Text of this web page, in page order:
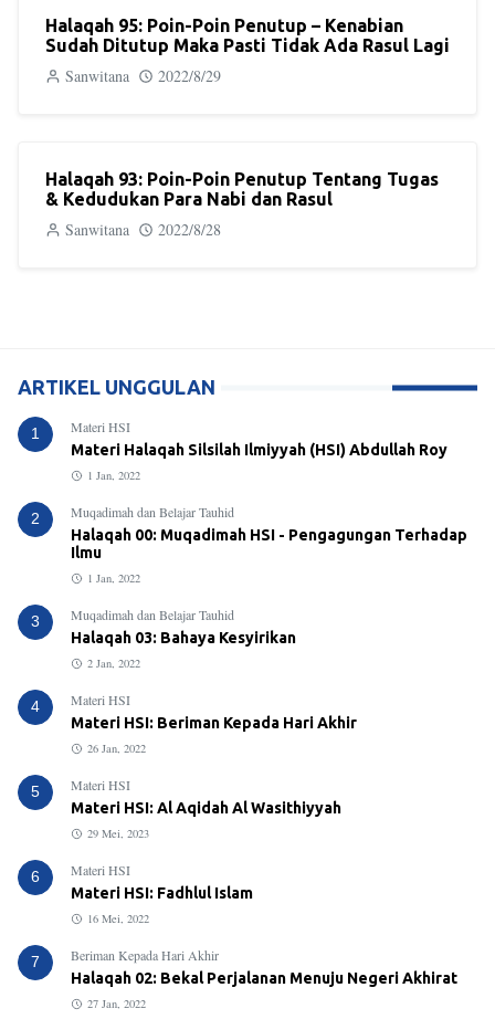
Halaqah 95: Poin-Poin Penutup – Kenabian
Sudah Ditutup Maka Pasti Tidak Ada Rasul Lagi
Sanwitana 2022/8/29
Halaqah 93: Poin-Poin Penutup Tentang Tugas
& Kedudukan Para Nabi dan Rasul
Sanwitana 2022/8/28
ARTIKEL UNGGULAN
1
Materi HSI
Materi Halaqah Silsilah Ilmiyyah (HSI) Abdullah Roy
1 Jan, 2022
2
Muqadimah dan Belajar Tauhid
Halaqah 00: Muqadimah HSI - Pengagungan Terhadap
Ilmu
1 Jan, 2022
3
Muqadimah dan Belajar Tauhid
Halaqah 03: Bahaya Kesyirikan
2 Jan, 2022
4
Materi HSI
Materi HSI: Beriman Kepada Hari Akhir
26 Jan, 2022
5
Materi HSI
Materi HSI: Al Aqidah Al Wasithiyyah
29 Mei, 2023
6
Materi HSI
Materi HSI: Fadhlul Islam
16 Mei, 2022
7
Beriman Kepada Hari Akhir
Halaqah 02: Bekal Perjalanan Menuju Negeri Akhirat
27 Jan, 2022